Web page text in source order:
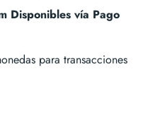
Disponibles vía Pago
para transacciones